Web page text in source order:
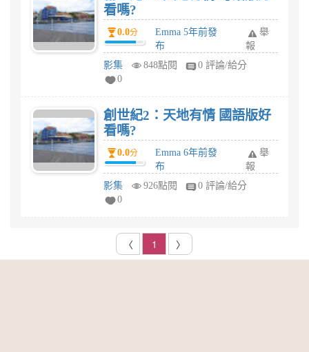
看嗎?
0.0分
Emma 5年前發
布
舉
報
影集
848點閱
0 評論/給分
0
創世紀2：天地有情 國語版好
看嗎?
0.0分
Emma 6年前發
布
舉
報
影集
926點閱
0 評論/給分
0
〈 1 〉